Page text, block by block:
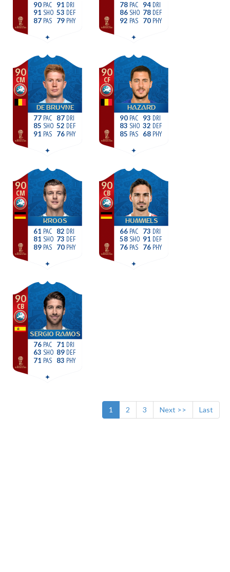
90
91
87
91
53
79
78
86
92
94
78
70
90
CM
DE BRUYNE
77
85
91
87
52
76
90
CF
HAZARD
90
83
85
93
32
68
90
CM
KROOS
61
81
89
82
73
70
90
CB
HUMMELS
66
58
76
73
91
76
90
CB
SERGIO RAMOS
76
63
71
71
89
83
1 2 3 Next >> Last